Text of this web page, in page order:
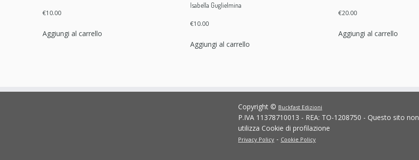
€10.00
Aggiungi al carrello
Isabella Guglielmina
€10.00
Aggiungi al carrello
€20.00
Aggiungi al carrello
Copyright © Buckfast Edizioni
P.IVA 11378710013 - REA: TO-1208750 - Questo sito non
utilizza Cookie di profilazione
Privacy Policy - Cookie Policy